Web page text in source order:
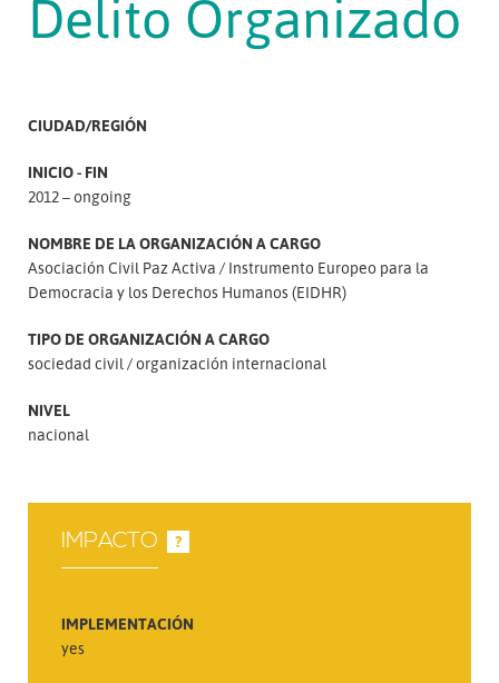
Delito Organizado
CIUDAD/REGIÓN
INICIO - FIN
2012 – ongoing
NOMBRE DE LA ORGANIZACIÓN A CARGO
Asociación Civil Paz Activa
Instrumento Europeo para la
Democracia y los Derechos Humanos (EIDHR)
TIPO DE ORGANIZACIÓN A CARGO
sociedad civil
organización internacional
NIVEL
nacional
IMPACTO ?
IMPLEMENTACIÓN
yes